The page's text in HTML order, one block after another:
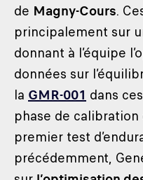
de Magny-Cours.
principalement sur
donnant à l’équipe
données sur
la GMR-001 dans
phase de
premier test
précédemment,